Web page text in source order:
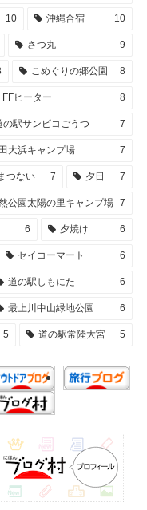
10 沖縄合宿 10
さつ丸 9
こめぐりの郷公園 8
FFヒーター 8
の駅サンピコごうつ 7
大浜キャンプ場 7
つない 7 夕日 7
公園太陽の里キャンプ場 7
6 夕焼け 6
セイコーマート 6
道の駅しもにた 6
最上川中山緑地公園 6
5 道の駅常陸大宮 5